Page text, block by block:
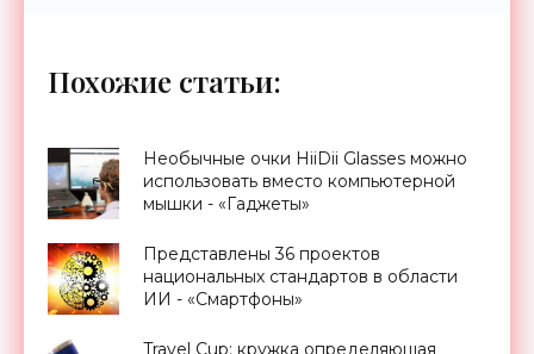
Похожие статьи:
Необычные очки HiiDii Glasses можно
использовать вместо компьютерной
мышки - «Гаджеты»
Представлены 36 проектов
национальных стандартов в области
ИИ - «Смартфоны»
Travel Cup: кружка определяющая